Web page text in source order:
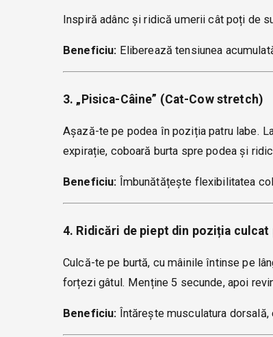
Inspiră adânc și ridică umerii cât poți de
Beneficiu: Eliberează tensiunea
3. „Pisica-Câine” (Cat-Cow stretch)
Așază-te pe podea în poziția patru labe.
expirație, coboară burta spre podea și
Beneficiu: Îmbunătățește flexibilitatea
4. Ridicări de piept din poziția culcat
Culcă-te pe burtă, cu mâinile întinse pe
forțezi gâtul. Menține 5 secunde, apoi
Beneficiu: Întărește musculatura